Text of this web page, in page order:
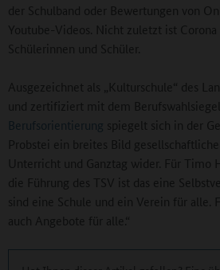
der Schulband oder Bewertungen von
Youtube-Videos. Nicht zuletzt ist
Schülerinnen und Schüler.
Ausgezeichnet als „Kulturschule“ des
und zertifiziert mit dem
Berufsorientierung spiegelt sich in der
Probstei ein breites Bild
Unterricht und Ganztag wider. Für Timo
die Führung des TSV ist das eine
sind eine Schule und ein Verein für alle.
auch Angebote für alle.“